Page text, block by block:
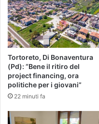
Tortoreto, Di Bonaventura
(Pd): “Bene il ritiro del
project financing, ora
politiche per i giovani”
22 minuti fa